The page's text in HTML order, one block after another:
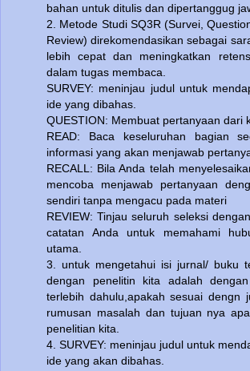
bahan untuk ditulis dan dipertanggug
2. Metode Studi SQ3R (Survei,
Review) direkomendasikan sebagai
lebih cepat dan meningkatkan
dalam tugas membaca.
SURVEY: meninjau judul untuk
ide yang dibahas.
QUESTION: Membuat pertanyaan dari
READ: Baca keseluruhan bagian
informasi yang akan menjawab
RECALL: Bila Anda telah
mencoba menjawab pertanyaan
sendiri tanpa mengacu pada materi
REVIEW: Tinjau seluruh seleksi
catatan Anda untuk memahami
utama.
3. untuk mengetahui isi jurnal/ buku
dengan penelitin kita adalah
terlebih dahulu,apakah sesuai dengn
rumusan masalah dan tujuan nya
penelitian kita.
4. SURVEY: meninjau judul untuk
ide yang akan dibahas.